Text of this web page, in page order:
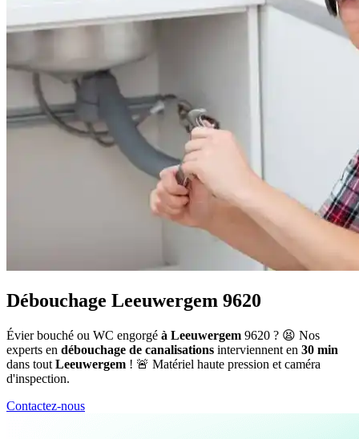
Débouchage Leeuwergem 9620
Évier bouché ou WC engorgé à Leeuwergem 9620 ? 😫 Nos
experts en débouchage de canalisations interviennent en 30 min
dans tout Leeuwergem ! 🚨 Matériel haute pression et caméra
d'inspection.
Contactez-nous